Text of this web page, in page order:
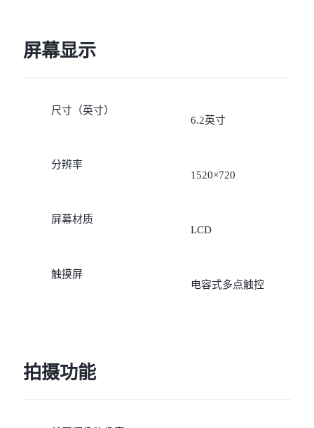
屏幕显示
尺寸（英寸）
6.2英寸
分辨率
1520×720
屏幕材质
LCD
触摸屏
电容式多点触控
拍摄功能